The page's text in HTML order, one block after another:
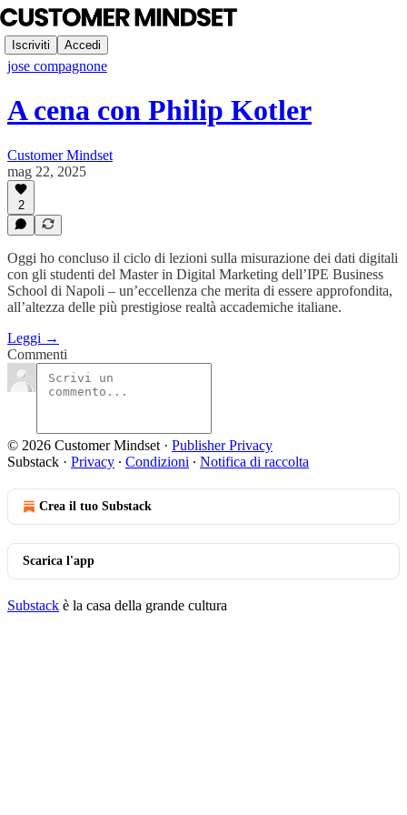
Iscriviti Accedi
jose compagnone
A cena con Philip Kotler
Customer Mindset
mag 22, 2025
2
Oggi ho concluso il ciclo di lezioni sulla misurazione dei dati digitali
con gli studenti del Master in Digital Marketing dell’IPE Business
School di Napoli – un’eccellenza che merita di essere approfondita,
all’altezza delle più prestigiose realtà accademiche italiane.
Leggi →
Commenti
© 2026 Customer Mindset · Publisher Privacy
Substack · Privacy ∙ Condizioni ∙ Notifica di raccolta
Crea il tuo Substack
Scarica l'app
Substack è la casa della grande cultura